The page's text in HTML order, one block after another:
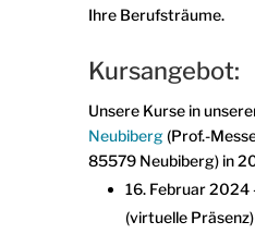
Ihre Berufsträume.
Kursangebot:
Unsere Kurse in
Neubiberg(Prof.-
85579 Neubiberg) in
16. Februar 2024
(virtuelle